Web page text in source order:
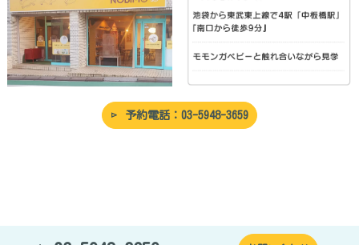
予約電話：03-5948-3659